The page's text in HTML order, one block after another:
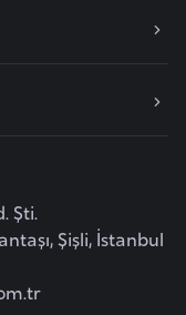
Şti.
Şişli, İstanbul